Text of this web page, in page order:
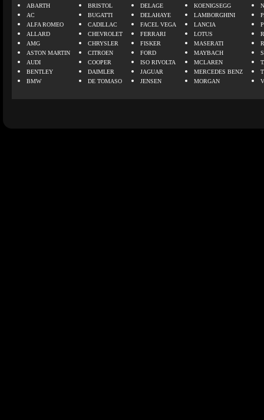
ABARTH
AC
ALFA ROMEO
ALLARD
AMG
ASTON MARTIN
AUDI
BENTLEY
BMW
BRISTOL
BUGATTI
CADILLAC
CHEVROLET
CHRYSLER
CITROEN
COOPER
DAIMLER
DE TOMASO
DELAGE
DELAHAYE
FACEL VEGA
FERRARI
FISKER
FORD
ISO RIVOLTA
JAGUAR
JENSEN
KOENIGSEGG
LAMBORGHINI
LANCIA
LOTUS
MASERATI
MAYBACH
MCLAREN
MERCEDES BENZ
MORGAN